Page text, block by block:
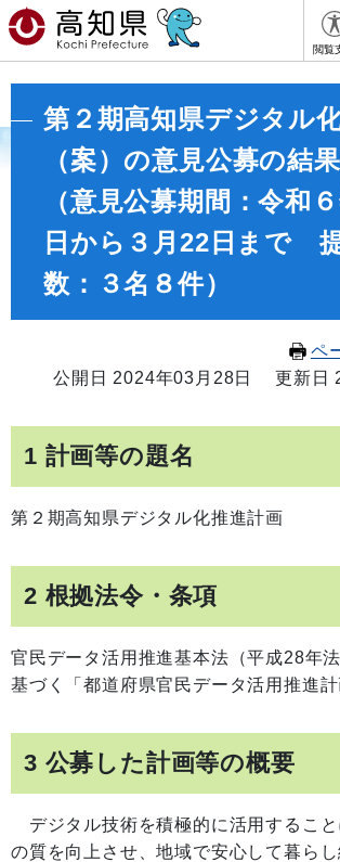
閲覧
第２期高知県デジタル
（案）の意見公募の結
（意見公募期間：令和
日から３月22日まで
数：３名８件）
ペ
公開日 2024年03月28日
更新日
1 計画等の題名
第２期高知県デジタル化推進計画
2 根拠法令・条項
官民データ活用推進基本法（平成28年
基づく「都道府県官民データ活用推進
3 公募した計画等の概要
デジタル技術を積極的に活用すること
の質を向上させ、地域で安心して暮ら